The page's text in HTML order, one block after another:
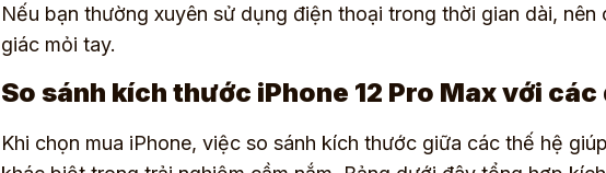
Nếu bạn thường xuyên sử dụng điện thoại trong thời gian dài,
giác mỏi tay.
So sánh kích thước iPhone 12 Pro Max với
Khi chọn mua iPhone, việc so sánh kích thước giữa các thế hệ